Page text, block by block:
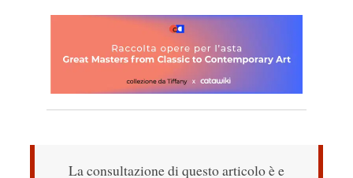
La consultazione di questo articolo è e